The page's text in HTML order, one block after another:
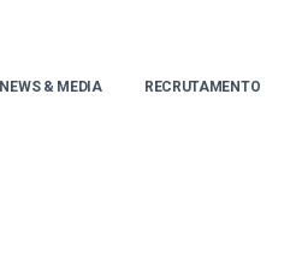
NEWS & MEDIA RECRUTAMENTO